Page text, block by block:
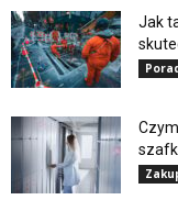
Jak